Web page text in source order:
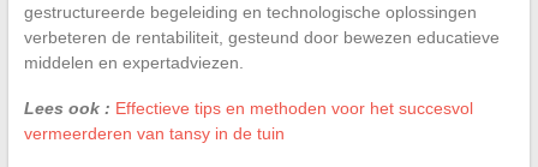
gestructureerde begeleiding en technologische oplossingen
verbeteren de rentabiliteit, gesteund door bewezen educatieve
middelen en expertadviezen.
Lees ook : Effectieve tips en methoden voor het succesvol
vermeerderen van tansy in de tuin